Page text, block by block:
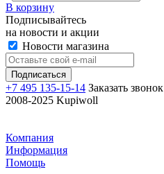
В корзину
Подписывайтесь
на новости и акции
Новости магазина
+7 495 135-15-14 Заказать звонок
2008-2025 Kupiwoll
Компания
Информация
Помощь